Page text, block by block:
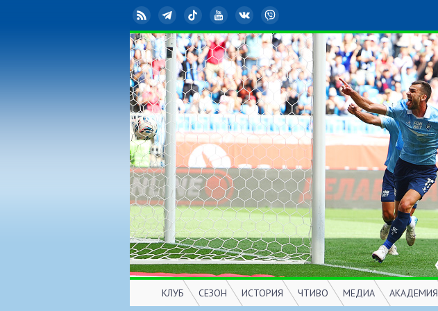
RSS TelegramTikTok YouTubeВКонтакте
КЛУБ
СЕЗОН
ИСТОРИЯ
ЧТИВО
МЕДИА
АКАДЕМИЯ